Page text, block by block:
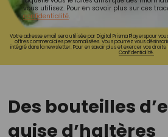
vous utilisez. Pour en savoir plus sur ces
confidentialité.
Votre adresse email sera utilisée par Digital Prisma Playerspour
offres commerciales personnalisées. Vous pourrez vous
intégré dans la newsletter. Pour en savoir plus et exercer vos
Confidentialité.
Des bouteilles
guise d’haltères